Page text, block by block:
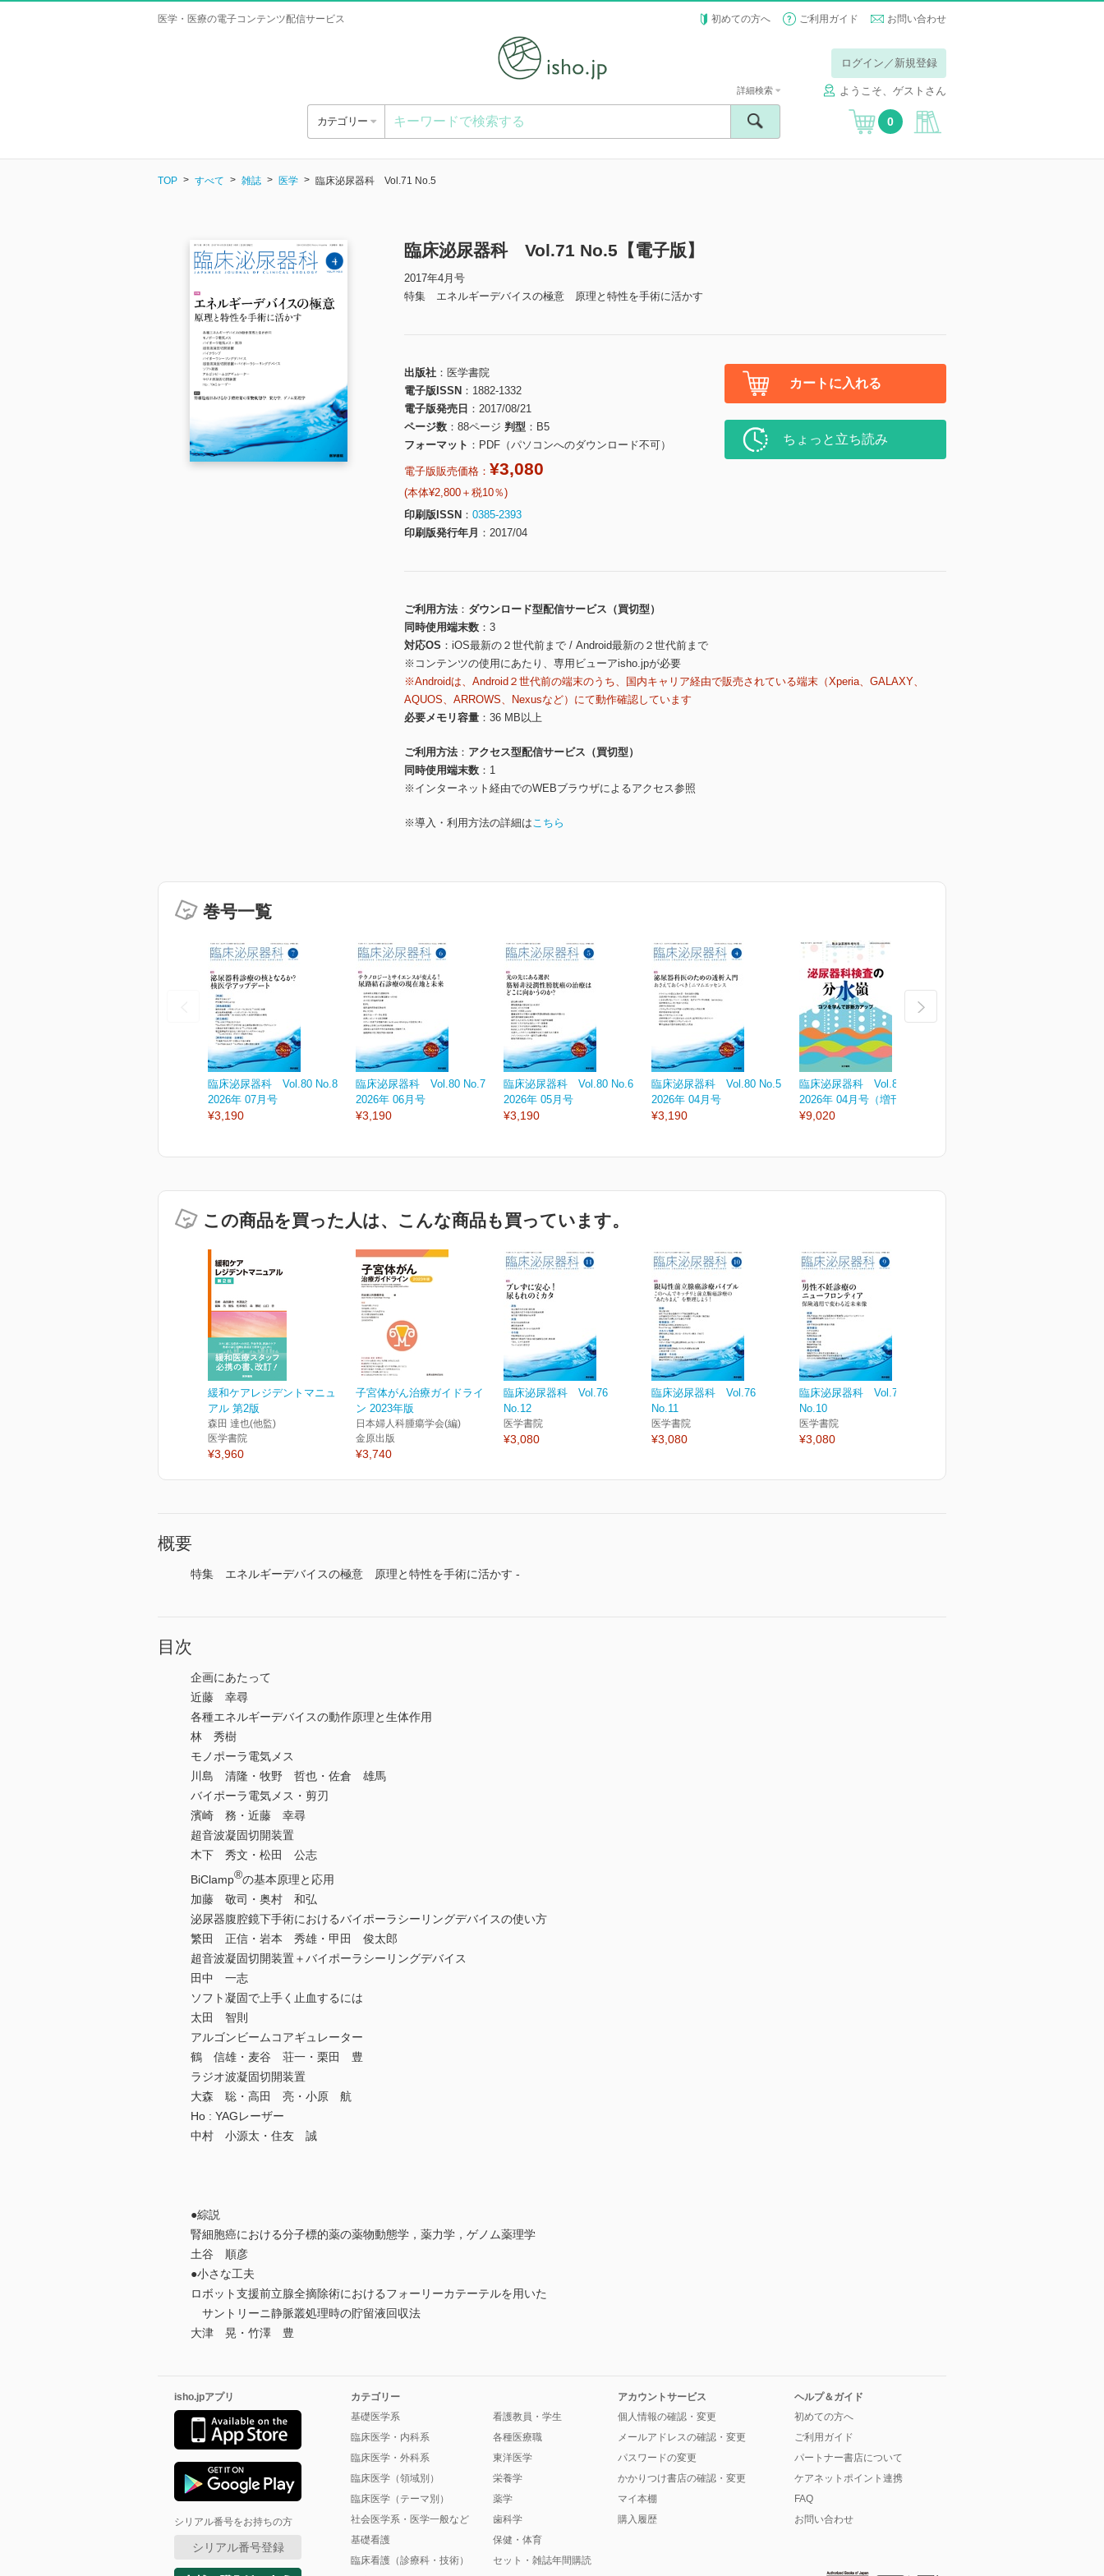
医学・医療の電子コンテンツ配信サービス 初めての方へ ご利用ガイド お問い合わせ
ログイン／新規登録
ようこそ、ゲストさん
カテゴリー
詳細検索
0
TOP すべて 雑誌 医学 臨床泌尿器科 Vol.71 No.5
臨床泌尿器科 Vol.71 No.5【電子版】
2017年4月号
特集 エネルギーデバイスの極意 原理と特性を手術に活かす
出版社
医学書院
電子版ISSN
1882-1332
電子版発売日
2017/08/21
ページ数
88ページ 判型
B5
フォーマット
PDF（パソコンへのダウンロード不可）
電子版販売価格： ¥3,080
(本体¥2,800＋税10％)
印刷版ISSN
0385-2393
印刷版発行年月
2017/04
カートに入れる
ちょっと立ち読み
ご利用方法
ダウンロード型配信サービス（買切型）
同時使用端末数
3
対応OS
iOS最新の２世代前まで / Android最新の２世代前まで
※コンテンツの使用にあたり、専用ビューアisho.jpが必要
※Androidは、Android２世代前の端末のうち、国内キャリア経由で販売されている端末（Xperia、GALAXY、
AQUOS、ARROWS、Nexusなど）にて動作確認しています
必要メモリ容量
36 MB以上
ご利用方法
アクセス型配信サービス（買切型）
同時使用端末数
1
※インターネット経由でのWEBブラウザによるアクセス参照
※導入・利用方法の詳細はこちら
巻号一覧
臨床泌尿器科 Vol.80 No.8
2026年 07月号
¥3,190
臨床泌尿器科 Vol.80 No.7
2026年 06月号
¥3,190
臨床泌尿器科 Vol.80 No.6
2026年 05月号
¥3,190
臨床泌尿器科 Vol.80 No.5
2026年 04月号
¥3,190
臨床泌尿器科 Vol.80 No.4
2026年 04月号（増刊号）
¥9,020
この商品を買った人は、こんな商品も買っています。
緩和ケアレジデントマニュ
アル 第2版
森田 達也(他監)
医学書院
¥3,960
子宮体がん治療ガイドライ
ン 2023年版
日本婦人科腫瘍学会(編)
金原出版
¥3,740
臨床泌尿器科 Vol.76
No.12
医学書院
¥3,080
臨床泌尿器科 Vol.76
No.11
医学書院
¥3,080
臨床泌尿器科 Vol.76
No.10
医学書院
¥3,080
概要
特集 エネルギーデバイスの極意 原理と特性を手術に活かす -
目次
企画にあたって
近藤 幸尋
各種エネルギーデバイスの動作原理と生体作用
林 秀樹
モノポーラ電気メス
川島 清隆・牧野 哲也・佐倉 雄馬
バイポーラ電気メス・剪刃
濱崎 務・近藤 幸尋
超音波凝固切開装置
木下 秀文・松田 公志
BiClamp®の基本原理と応用
加藤 敬司・奥村 和弘
泌尿器腹腔鏡下手術におけるバイポーラシーリングデバイスの使い方
繁田 正信・岩本 秀雄・甲田 俊太郎
超音波凝固切開装置＋バイポーラシーリングデバイス
田中 一志
ソフト凝固で上手く止血するには
太田 智則
アルゴンビームコアギュレーター
鶴 信雄・麦谷 荘一・栗田 豊
ラジオ波凝固切開装置
大森 聡・高田 亮・小原 航
Ho : YAGレーザー
中村 小源太・住友 誠
●綜説
腎細胞癌における分子標的薬の薬物動態学，薬力学，ゲノム薬理学
土谷 順彦
●小さな工夫
ロボット支援前立腺全摘除術におけるフォーリーカテーテルを用いた
サントリーニ静脈叢処理時の貯留液回収法
大津 晃・竹澤 豊
isho.jpアプリ
シリアル番号をお持ちの方
シリアル番号登録
カテゴリー
基礎医学系
臨床医学・内科系
臨床医学・外科系
臨床医学（領域別）
臨床医学（テーマ別）
社会医学系・医学一般など
基礎看護
臨床看護（診療科・技術）
看護教員・学生
各種医療職
東洋医学
栄養学
薬学
歯科学
保健・体育
セット・雑誌年間購読
アカウントサービス
個人情報の確認・変更
メールアドレスの確認・変更
パスワードの変更
かかりつけ書店の確認・変更
マイ本棚
購入履歴
ヘルプ＆ガイド
初めての方へ
ご利用ガイド
パートナー書店について
ケアネットポイント連携
FAQ
お問い合わせ